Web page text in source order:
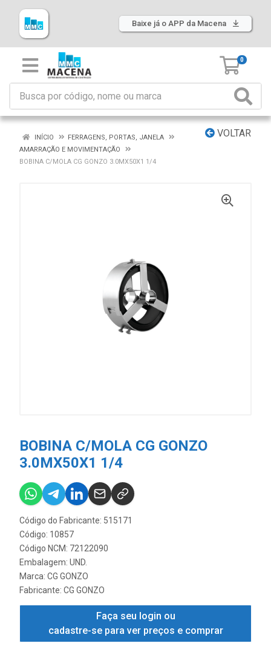
Baixe já o APP da Macena
0
VOLTAR
INÍCIO
FERRAGENS, PORTAS, JANELA
AMARRAÇÃO E MOVIMENTAÇÃO
BOBINA C/MOLA CG GONZO 3.0MX50X1 1/4
BOBINA C/MOLA CG GONZO
3.0MX50X1 1/4
Código do Fabricante: 515171
Código: 10857
Código NCM: 72122090
Embalagem: UND.
Marca: CG GONZO
Fabricante: CG GONZO
Faça seu login ou
cadastre-se para ver preços e comprar